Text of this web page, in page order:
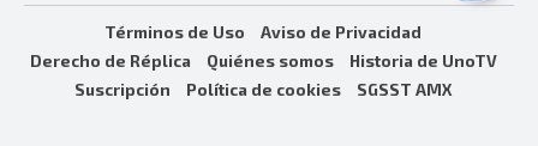
Términos de Uso
Aviso de Privacidad
Derecho de Réplica
Quiénes somos
Historia de UnoTV
Suscripción
Política de cookies SGSST AMX